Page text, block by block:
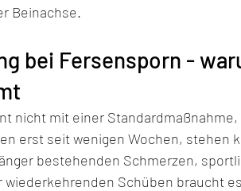
Beinachse.
bei Fersensporn -
nicht mit einer
erst seit wenigen Wochen, stehen
bestehenden Schmerzen,
wiederkehrenden Schüben braucht